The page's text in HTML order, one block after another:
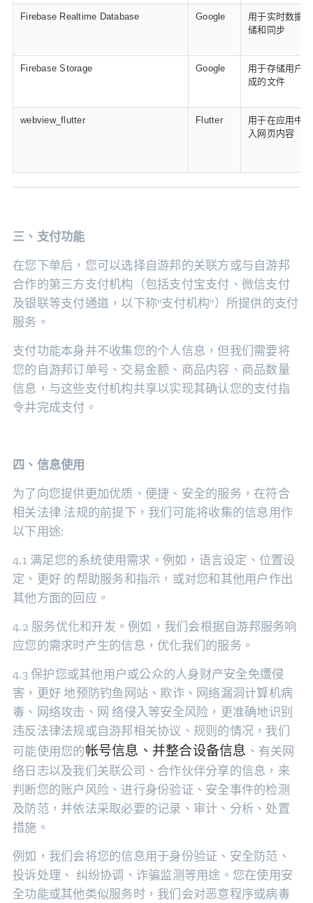
Firebase Realtime Database Google
用于实时数据存
储和同步
Firebase Storage Google
用于存储用户生
成的文件
webview_flutter Flutter
用于在应用中嵌
入网页内容
三、支付功能
在您下单后，您可以选择自游邦的关联方或与自游邦
合作的第三方支付机构（包括支付宝支付、微信支付
及银联等支付通道，以下称"支付机构"）所提供的支付
服务。
支付功能本身并不收集您的个人信息，但我们需要将
您的自游邦订单号、交易金额、商品内容、商品数量
信息，与这些支付机构共享以实现其确认您的支付指
令井完成支付。
四、信息使用
为了向您提供更加优质、便捷、安全的服务，在符合
相关法律 法规的前提下，我们可能将收集的信息用作
以下用途:
4.1 满足您的系统使用需求。例如，语言设定、位置设
定、更好 的帮助服务和指示，或对您和其他用户作出
其他方面的回应。
4.2 服务优化和开发。例如，我们会根据自游邦服务响
应您的需求时产生的信息，优化我们的服务。
4.3 保护您或其他用户或公众的人身财产安全免遭侵
害，更好 地预防钓鱼网站、欺诈、网络漏洞计算机病
毒、网络攻击、网 络侵入等安全风险，更准确地识别
违反法律法规或自游邦相关协议、规则的情况，我们
可能使用您的帐号信息、并整合设备信息 、有关网
络日志以及我们关联公司、合作伙伴分享的信息，来
判断您的账户风险、进行身份验证、安全事件的检测
及防范，并依法采取必要的记录、审计、分析、处置
措施。
例如，我们会将您的信息用于身份验证、安全防范、
投诉处理、 纠纷协调、诈骗监测等用途。您在使用安
全功能或其他类似服务时，我们会对恶意程序或病毒